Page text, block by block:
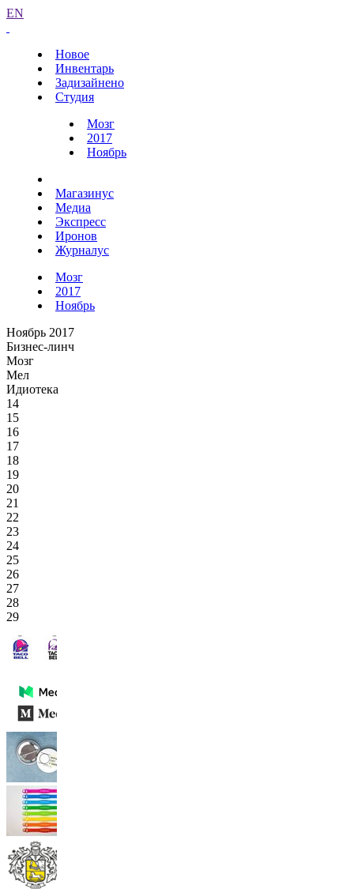
EN
Новое
Инвентарь
Задизайнено
Студия
Мозг
2017
Ноябрь
Магазинус
Медиа
Экспресс
Иронов
Журналус
Мозг
2017
Ноябрь
Ноябрь 2017
Бизнес-линч
Мозг
Мел
Идиотека
14
15
16
17
18
19
20
21
22
23
24
25
26
27
28
29